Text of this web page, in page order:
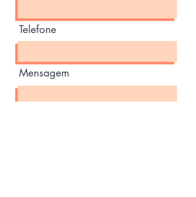
Telefone
Mensagem